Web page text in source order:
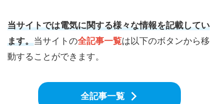
当サイトでは電気に関する様々な情報を記載してい
ます。当サイトの全記事一覧は以下のボタンから移
動することができます。
全記事一覧